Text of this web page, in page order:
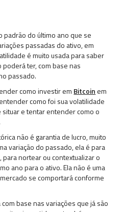
padrão do último ano que se
passadas do ativo, em
é muito usada para saber
ter, com base nas
passado.
como investir em Bitcoin em
como foi sua volatilidade
e tentar entender como o
não é garantia de lucro, muito
variação do passado, ela é para
nortear ou contextualizar o
ano para o ativo. Ela não é uma
se comportará conforme
com base nas variações que já são